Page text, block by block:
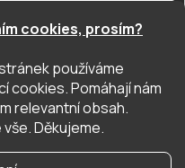
cookies, prosím?
používáme
cookies. Pomáhají nám
relevantní obsah.
Děkujeme.
a se zásadami
naleznetezde